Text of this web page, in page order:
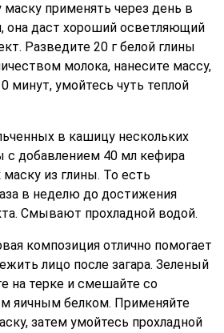
маску применять через день в
она даст хороший осветляющий
Разведите 20 г белой глины
молока, нанесите массу,
минут, умойтесь чуть теплой
в кашицу нескольких
с добавлением 40 мл кефира
из глины. То есть
в неделю до достижения
Смывают прохладной водой.
композиция отлично помогает
лицо после загара. Зеленый
на терке и смешайте со
яичным белком. Применяйте
затем умойтесь прохладной